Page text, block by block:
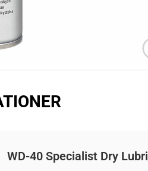
WD-40 Specialist Dry